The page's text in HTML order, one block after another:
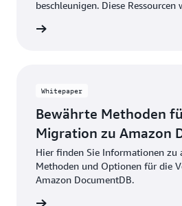
beschleunigen. Diese Ressourcen
von AWS-Partnern entwickelt.
Whitepaper
Bewährte Methoden
Migration zu Amazon
Hier finden Sie Informationen zu
Methoden und Optionen für die
Amazon DocumentDB.